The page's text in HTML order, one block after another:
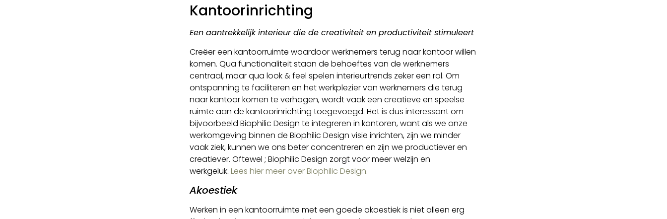
Kantoorinrichting
Een aantrekkelijk interieur die de creativiteit en productiviteit stimuleert
Creëer een kantoorruimte waardoor werknemers terug naar kantoor willen
komen. Qua functionaliteit staan de behoeftes van de werknemers
centraal, maar qua look & feel spelen interieurtrends zeker een rol. Om
ontspanning te faciliteren en het werkplezier van werknemers die terug
naar kantoor komen te verhogen, wordt vaak een creatieve en speelse
ruimte aan de kantoorinrichting toegevoegd. Het is dus interessant om
bijvoorbeeld Biophilic Design te integreren in kantoren, want als we onze
werkomgeving binnen de Biophilic Design visie inrichten, zijn we minder
vaak ziek, kunnen we ons beter concentreren en zijn we productiever en
creatiever. Oftewel ; Biophilic Design zorgt voor meer welzijn en
werkgeluk. Lees hier meer over Biophilic Design.
Akoestiek
Werken in een kantoorruimte met een goede akoestiek is niet alleen erg